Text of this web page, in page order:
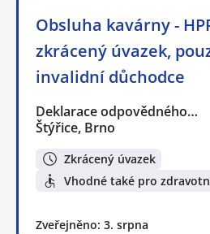
Obsluha kavárny -
zkrácený úvazek,
invalidní důchodce
Deklarace odpovědného…
Štýřice, Brno
Zkrácený úvazek
Vhodné také pro
Zveřejněno: 3. srpna